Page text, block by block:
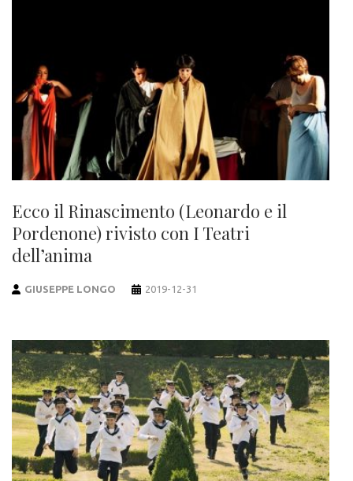
Ecco il Rinascimento (Leonardo e il
Pordenone) rivisto con I Teatri
dell’anima
GIUSEPPE LONGO 2019-12-31